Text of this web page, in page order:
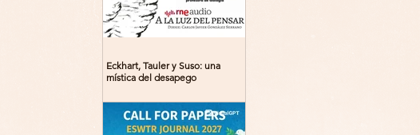
Eckhart, Tauler y Suso: una
mística del desapego